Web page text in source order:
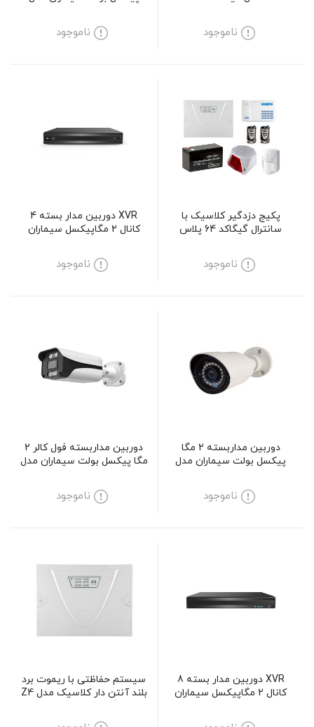
ناموجود ناموجود
پکیج دزدگیر کلاسیک با
سانترال گیگاکد 64 پلاس
ناموجود
XVR دوربین مدار بسته 4
کانال 2 مگاپیکسل سیماران
ناموجود
دوربین مداربسته 2 مگا
پیکسل بولت سیماران مدل
ناموجود
دوربین مداربسته فول کالر 2
مگا پیکسل بولت سیماران مدل
ناموجود
XVR دوربین مدار بسته 8
کانال 2 مگاپیکسل سیماران
سیستم حفاظتی با ریموت برد
بلند آنتن دار کلاسیک مدل Z4